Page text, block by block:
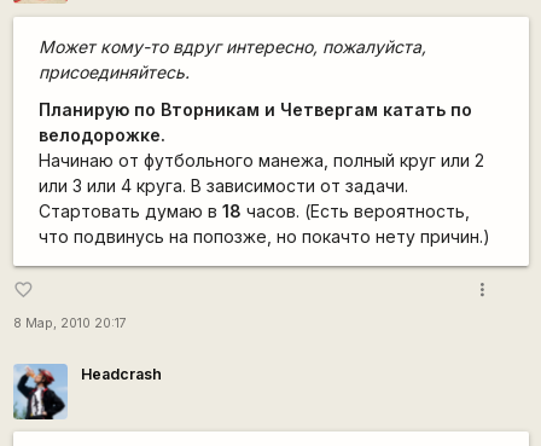
Может кому-то вдруг интересно, пожалуйста,
присоединяйтесь.
Планирую по Вторникам и Четвергам катать по
велодорожке.
Начинаю от футбольного манежа, полный круг или 2
или 3 или 4 круга. В зависимости от задачи.
Стартовать думаю в 18 часов. (Есть вероятность,
что подвинусь на попозже, но покачто нету причин.)
favorite_border
8 Мар, 2010 20:17
more_vert
Headcrash